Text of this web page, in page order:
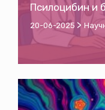
Псилоцибин и
20-06-2025 >